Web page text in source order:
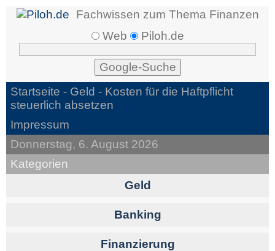
Fachwissen zum Thema Finanzen
Web
Piloh.de
Startseite - Geld - Kosten für die Haftpflicht
steuerlich absetzen
Impressum
Donnerstag, 6. August 2026
Kategorien
Geld
Banking
Finanzierung